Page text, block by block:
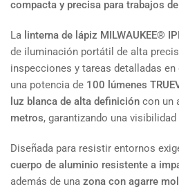
compacta y precisa para trabajos
La linterna de lápiz MILWAUKEE®
de iluminación portátil de alta
inspecciones y tareas detalladas
una potencia de 100 lúmenes
luz blanca de alta definición con un
metros, garantizando una
Diseñada para resistir entornos
cuerpo de aluminio resistente a
además de una zona con agarre